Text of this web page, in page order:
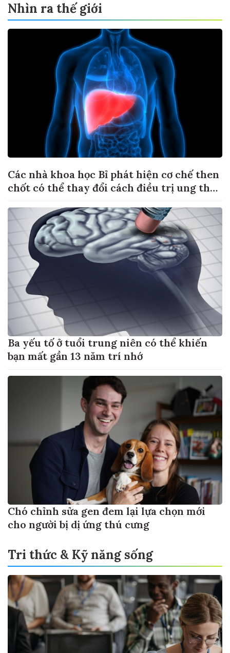
Nhìn ra thế giới
Các nhà khoa học Bỉ phát hiện cơ chế then
chốt có thể thay đổi cách điều trị ung thư
Ba yếu tố ở tuổi trung niên có thể khiến
bạn mất gần 13 năm trí nhớ
Chó chỉnh sửa gen đem lại lựa chọn mới
cho người bị dị ứng thú cưng
Tri thức & Kỹ năng sống